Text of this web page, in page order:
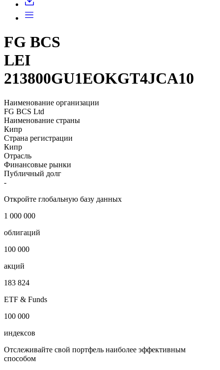
FG BCS
LEI
213800GU1EOKGT4JCA10
Наименование организации
FG BCS Ltd
Наименование страны
Кипр
Страна регистрации
Кипр
Отрасль
Финансовые рынки
Публичный долг
-
Откройте глобальную базу данных
1 000 000
облигаций
100 000
акций
183 824
ETF & Funds
100 000
индексов
Отслеживайте свой портфель наиболее эффективным
способом